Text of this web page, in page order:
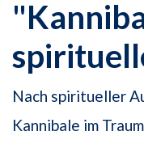
Nach spiritueller
Kannibale im